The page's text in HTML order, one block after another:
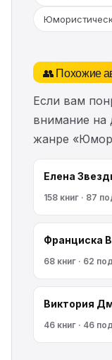
👥 Похожие
Если вам
внимание на
жанре
Елена
158 книг · 87
Франциска
68 книг · 62
Виктория
46 книг · 46